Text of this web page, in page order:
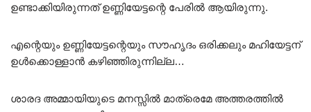
ഉണ്ടാക്കിയിരുന്നത് ഉണ്ണിയേട്ടന്റെ പേരിൽ ആയിരുന്നു.
എന്റെയും ഉണ്ണിയേട്ടന്റെയും സൗഹൃദം ഒരിക്കലും മഹിയേട്ടന്
ഉൾക്കൊള്ളാൻ കഴിഞ്ഞിരുന്നില്ല…
ശാരദ അമ്മായിയുടെ മനസ്സിൽ മാത്രെമേ അത്തരത്തിൽ